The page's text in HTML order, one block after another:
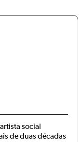
social
de duas décadas